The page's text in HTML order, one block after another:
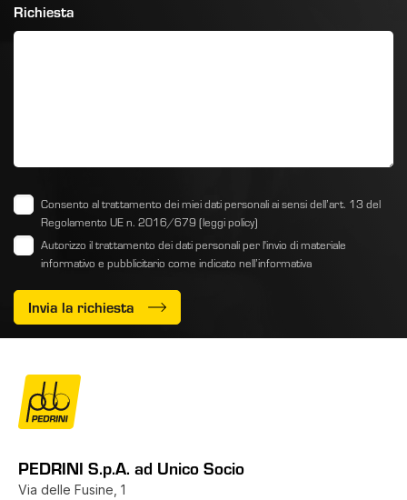
Richiesta
Consento al trattamento dei miei dati personali ai sensi dell’art. 13 del
Regolamento UE n. 2016/679 (leggi policy)
Autorizzo il trattamento dei dati personali per l'invio di materiale
informativo e pubblicitario come indicato nell’informativa
Invia la richiesta
PEDRINI S.p.A. ad Unico Socio
Via delle Fusine, 1